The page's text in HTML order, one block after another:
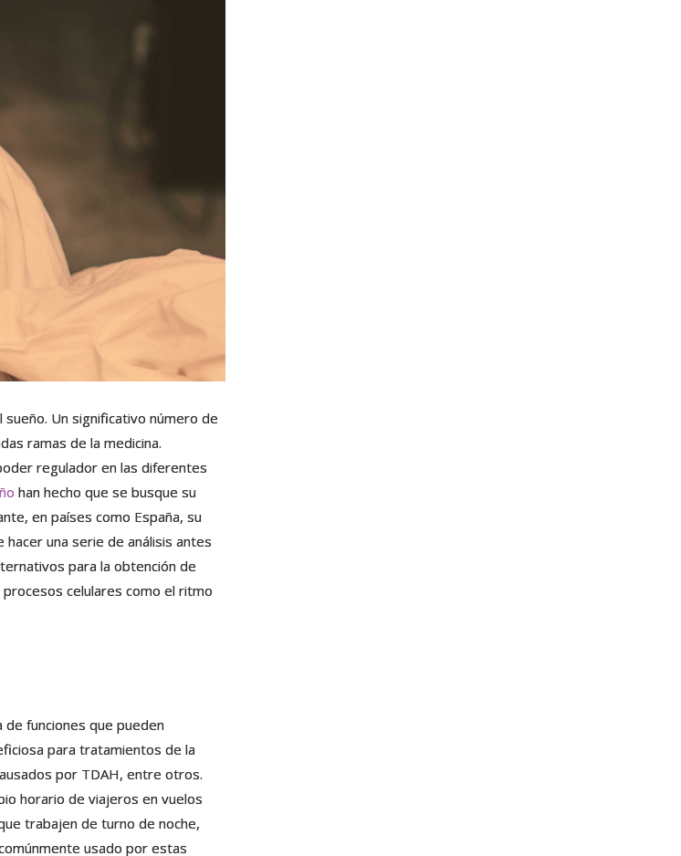
Un significativo número de
ramas de la medicina.
regulador en las diferentes
han hecho que se busque su
en países como España, su
una serie de análisis antes
para la obtención de
celulares como el ritmo
funciones que pueden
para tratamientos de la
por TDAH, entre otros.
horario de viajeros en vuelos
trabajen de turno de noche,
usado por estas